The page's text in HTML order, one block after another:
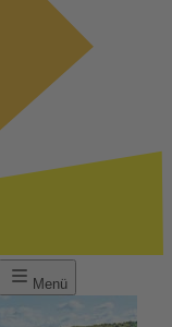
Menü